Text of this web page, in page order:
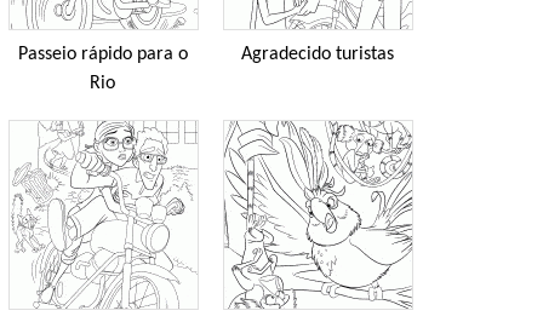
Passeio rápido para o
Rio
Agradecido turistas